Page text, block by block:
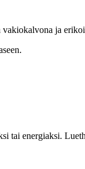
vakiokalvona ja
tai energiaksi.